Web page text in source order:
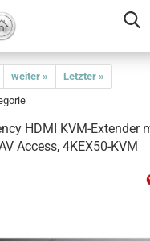
weiter »
Letzter »
HDMI KVM-Extender
Access, 4KEX50-KVM